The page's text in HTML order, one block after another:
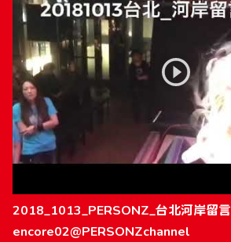
2018_1013_PERSONZ_台北河岸留言
encore02@PERSONZchannel